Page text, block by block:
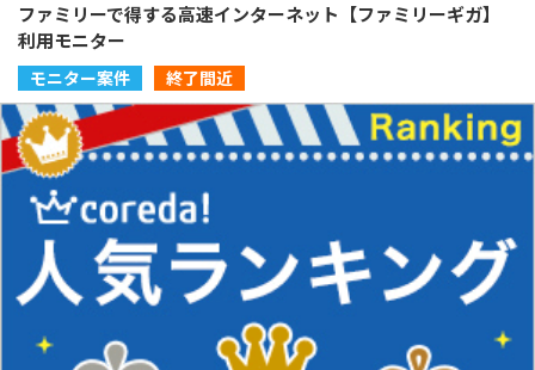
ファミリーで得する高速インターネット【ファミリーギガ】
利用モニター
モニター案件 終了間近